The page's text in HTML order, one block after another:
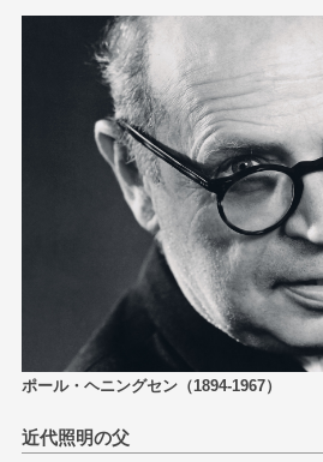
ポール・ヘニングセン（1894-1967）
近代照明の父